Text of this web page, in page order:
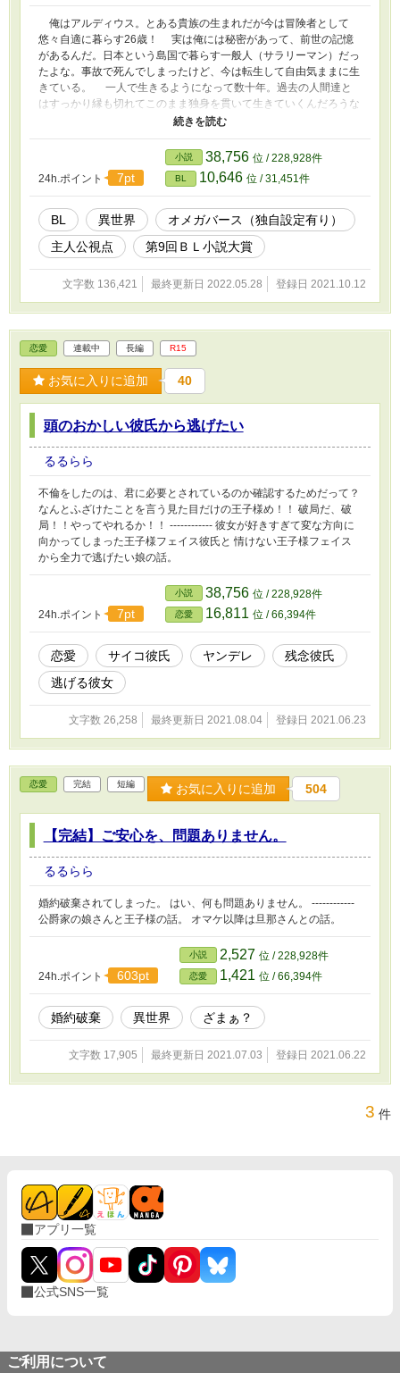
俺はアルディウス。とある貴族の生まれだが今は冒険者として
悠々自適に暮らす26歳！ 実は俺には秘密があって、前世の記憶
があるんだ。日本という島国で暮らす一般人（サラリーマン）だっ
たよな。事故で死んでしまったけど、今は転生して自由気ままに生
きている。 一人で生きるようになって数十年。過去の人間達と
はすっかり縁も切れてこのまま独身を貫いて生きていくんだろうな
と思っていた矢先、事件が起きたんだ！ 前世持ち特級Sランク冒
険者（α）とヤンデレストーカー化した幼馴染（α→Ω）の追いかけ
っ子ラブ？ストーリー。 ！注意！ 初のオメガバース作品。 ゆるゆ
る設定です。運命の番はおとぎ話のようなもので主人公が暮らす時
代には存在しないとされています。 バースが突然変異した設定で
すので、無理だと思われたらスッとページを閉じましょう。 ！ご
めんなさい！ 幼馴染だった王子様の嘆き3 の前に 復活した俺に不
穏な影1 を更新してしまいました！申し訳ありません。新たに更
新しましたので確認してみてください！
24h.ポイント 7pt
小説 38,756 位 / 228,928件
BL 10,646 位 / 31,451件
BL 異世界
オメガバース（独自設定有り）
主人公視点
第9回ＢＬ小説大賞
文字数 136,421 最終更新日 2022.05.28 登録日 2021.10.12
恋愛 連載中 長編 R15
お気に入りに追加 40
頭のおかしい彼氏から逃げたい
るるらら
不倫をしたのは、君に必要とされているのか確認するためだって？
なんとふざけたことを言う見た目だけの王子様め！！ 破局だ、破
局！！やってやれるか！！ ------------ 彼女が好きすぎて変な方向に
向かってしまった王子様フェイス彼氏と 情けない王子様フェイス
から全力で逃げたい娘の話。
24h.ポイント 7pt
小説 38,756 位 / 228,928件
恋愛 16,811 位 / 66,394件
恋愛 サイコ彼氏 ヤンデレ
残念彼氏
逃げる彼女
文字数 26,258 最終更新日 2021.08.04 登録日 2021.06.23
恋愛 完結 短編 お気に入りに追加 504
【完結】ご安心を、問題ありません。
るるらら
婚約破棄されてしまった。 はい、何も問題ありません。 ------------
公爵家の娘さんと王子様の話。 オマケ以降は旦那さんとの話。
24h.ポイント 603pt
小説 2,527 位 / 228,928件
恋愛 1,421 位 / 66,394件
婚約破棄 異世界 ざまぁ？
文字数 17,905 最終更新日 2021.07.03 登録日 2021.06.22
3 件
アプリ一覧
公式SNS一覧
ご利用について